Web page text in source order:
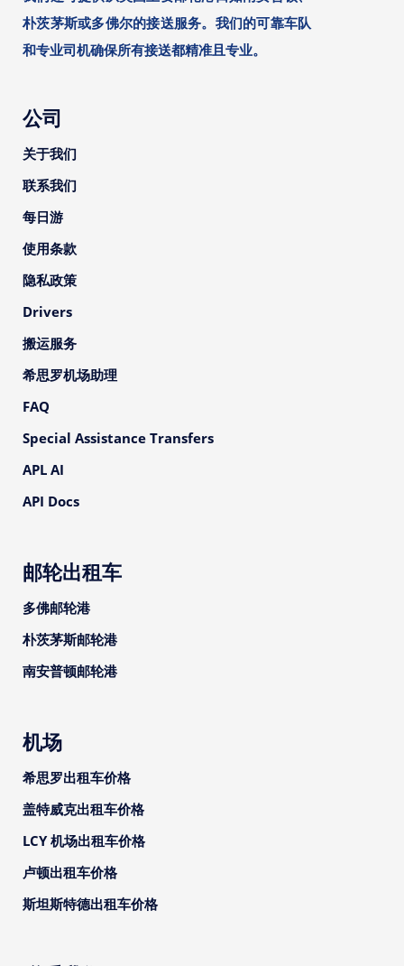
朴茨茅斯或多佛尔的接送服务。我们的可靠车队
和专业司机确保所有接送都精准且专业。
公司
关于我们
联系我们
每日游
使用条款
隐私政策
Drivers
搬运服务
希思罗机场助理
FAQ
Special Assistance Transfers
APL AI
API Docs
邮轮出租车
多佛邮轮港
朴茨茅斯邮轮港
南安普顿邮轮港
机场
希思罗出租车价格
盖特威克出租车价格
LCY 机场出租车价格
卢顿出租车价格
斯坦斯特德出租车价格